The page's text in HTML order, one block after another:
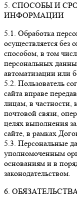
5. СПОСОБЫ И
ИНФОРМАЦИИ
5.1. Обработка
осуществляется
способом, в том
персональных
автоматизации или
5.2. Пользователь
сайта вправе
лицам, в частности,
почтовой связи,
целях выполнения
сайте, в рамках
5.3. Персональные
уполномоченным
основаниям и в
законодательством.
6.